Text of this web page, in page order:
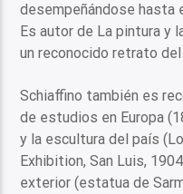
desempeñándose hasta
Es autor de La pintura y
un reconocido retrato
Schiaffino también es
de estudios en Europa
y la escultura del país
Exhibition, San Luis,
exterior (estatua de